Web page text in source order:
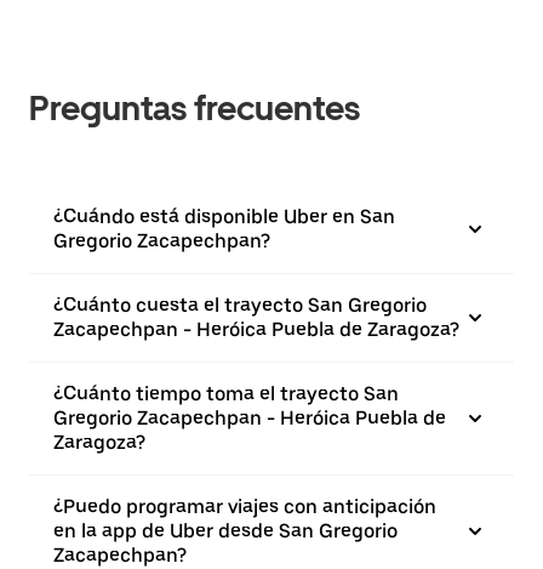
Preguntas frecuentes
¿Cuándo está disponible Uber en San
Gregorio Zacapechpan?
¿Cuánto cuesta el trayecto San Gregorio
Zacapechpan - Heróica Puebla de Zaragoza?
¿Cuánto tiempo toma el trayecto San
Gregorio Zacapechpan - Heróica Puebla de
Zaragoza?
¿Puedo programar viajes con anticipación
en la app de Uber desde San Gregorio
Zacapechpan?